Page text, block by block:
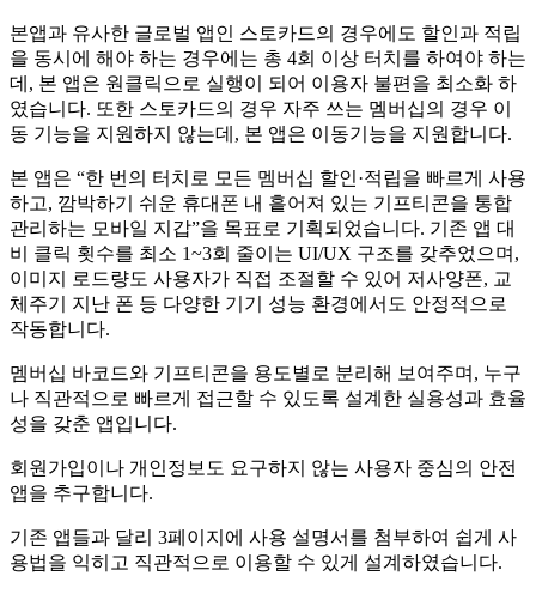
본앱과 유사한 글로벌 앱인 스토카드의 경우에도 할인과 적립
을 동시에 해야 하는 경우에는 총 4회 이상 터치를 하여야 하는
데, 본 앱은 원클릭으로 실행이 되어 이용자 불편을 최소화 하
였습니다. 또한 스토카드의 경우 자주 쓰는 멤버십의 경우 이
동 기능을 지원하지 않는데, 본 앱은 이동기능을 지원합니다.
본 앱은 “한 번의 터치로 모든 멤버십 할인·적립을 빠르게 사용
하고, 깜박하기 쉬운 휴대폰 내 흩어져 있는 기프티콘을 통합
관리하는 모바일 지갑”을 목표로 기획되었습니다. 기존 앱 대
비 클릭 횟수를 최소 1~3회 줄이는 UI/UX 구조를 갖추었으며,
이미지 로드량도 사용자가 직접 조절할 수 있어 저사양폰, 교
체주기 지난 폰 등 다양한 기기 성능 환경에서도 안정적으로
작동합니다.
멤버십 바코드와 기프티콘을 용도별로 분리해 보여주며, 누구
나 직관적으로 빠르게 접근할 수 있도록 설계한 실용성과 효율
성을 갖춘 앱입니다.
회원가입이나 개인정보도 요구하지 않는 사용자 중심의 안전
앱을 추구합니다.
기존 앱들과 달리 3페이지에 사용 설명서를 첨부하여 쉽게 사
용법을 익히고 직관적으로 이용할 수 있게 설계하였습니다.